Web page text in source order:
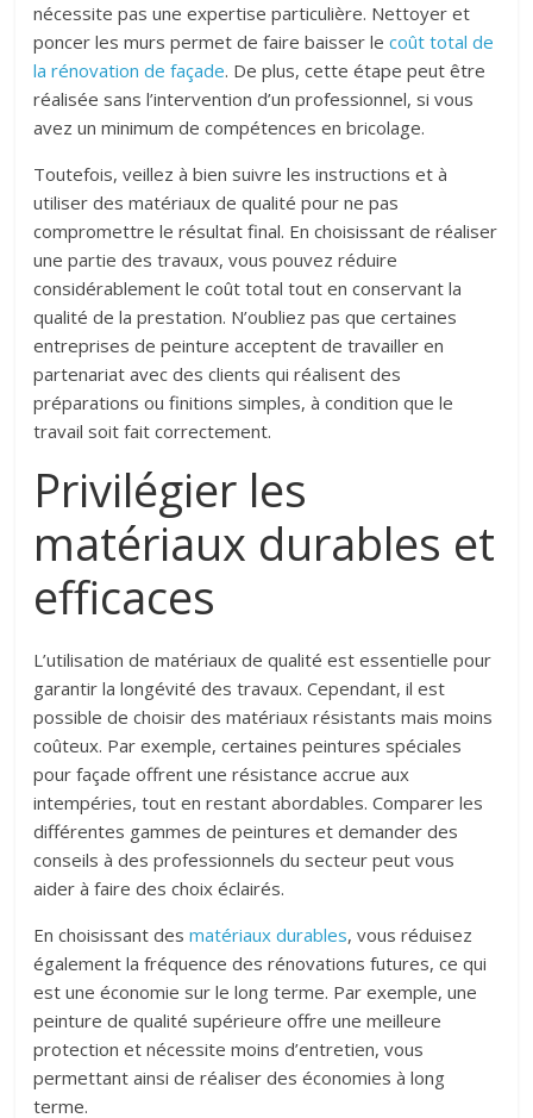
nécessite pas une expertise particulière. Nettoyer et
poncer les murs permet de faire baisser lecoût total de
la rénovation de façade. De plus, cette étape peut être
réalisée sans l’intervention d’un professionnel, si vous
avez un minimum de compétences en bricolage.
Toutefois, veillez à bien suivre les instructions et à
utiliser des matériaux de qualité pour ne pas
compromettre le résultat final. En choisissant de réaliser
une partie des travaux, vous pouvez réduire
considérablement le coût total tout en conservant la
qualité de la prestation. N’oubliez pas que certaines
entreprises de peinture acceptent de travailler en
partenariat avec des clients qui réalisent des
préparations ou finitions simples, à condition que le
travail soit fait correctement.
Privilégier les
matériaux durables et
efficaces
L’utilisation de matériaux de qualité est essentielle pour
garantir la longévité des travaux. Cependant, il est
possible de choisir des matériaux résistants mais moins
coûteux. Par exemple, certaines peintures spéciales
pour façade offrent une résistance accrue aux
intempéries, tout en restant abordables. Comparer les
différentes gammes de peintures et demander des
conseils à des professionnels du secteur peut vous
aider à faire des choix éclairés.
En choisissant desmatériaux durables, vous réduisez
également la fréquence des rénovations futures, ce qui
est une économie sur le long terme. Par exemple, une
peinture de qualité supérieure offre une meilleure
protection et nécessite moins d’entretien, vous
permettant ainsi de réaliser des économies à long
terme.